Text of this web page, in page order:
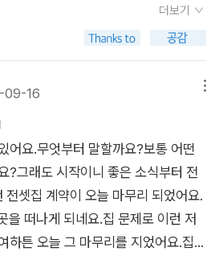
' 당하지 않고 책장에 남아있는 이 소
겠어요. 처음엔 신선해도 지나다 보
, 책을 팔겠다며 냄비와 라면을 들이미
, 독자에게 시끄럽고 무책임하다는
몇십주년, 몇백년 기념을 할지 모르
으면 좋겠네요.
서 도태되게 되어 있어요, 책에서 본
고 열성음 도태되는 게 진화잖아요. -
테 가까이 달라붙겠죠. 뻔뻔스럽게
막으면서 말이죠. 빨리 죽어 주면 좀
안 하나 몰라.' - [아내의 상자] 중에
그녀를 이해할 수 없다고 생각했었다.
적이었을까? 왜 그렇게 자신에 대해
해에 출간된 은희경 작가의 [마지막
게 되었다. 이 소설에는 사랑에 대해
여성이 등장한다. 그는 다음과 같
독특한 캐릭터다. [아내의 상자]조
소설, 이 작품집은 우리 신랑이 내
물은 다른것과 달리 참 특별하게 여
에 흠뻑 빠졌었던거 같다. 그리고
, 그녀의 소설들,왜 그랬을까?분명 [아
의 책들을 다 찾아 읽었을 터인데 아
를 낳아 기르고 직장을 다니고 하는
홀했던거 같다. 그리고 다시 한가해
려 새까맣게 잊고 있었나보다. 신간
의 다른 책들도 다 찾아 읽어봐야겠
다는 생각이 문득 든다.
더보기
09-16
어요.무엇부터 말할까요?보통 어떤
?그래도 시작이니 좋은 소식부터 전
전셋집 계약이 오늘 마무리 되었어요.
을 떠나게 되네요.집 문제로 이런 저
하튼 오늘 그 마무리를 지었어요.집의